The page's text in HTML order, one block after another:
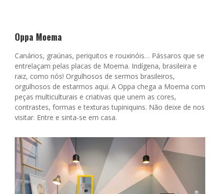
Oppa Moema
Canários, graúnas, periquitos e rouxinóis… Pássaros que se
entrelaçam pelas placas de Moema. Indígena, brasileira e
raiz, como nós! Orgulhosos de sermos brasileiros,
orgulhosos de estarmos aqui. A Oppa chega a Moema com
peças multiculturais e criativas que unem as cores,
contrastes, formas e texturas tupiniquins. Não deixe de nos
visitar. Entre e sinta-se em casa.